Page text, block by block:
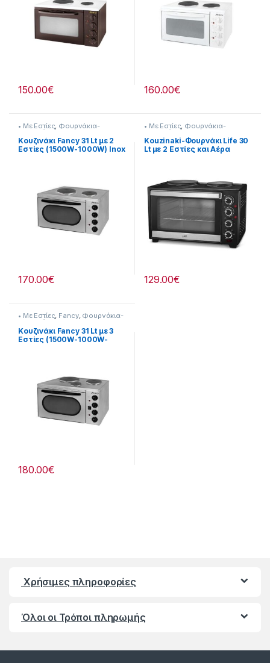
150.00€ 160.00€
• Με Εστίες Φουρνάκια-
Κουζινάκια
Κουζινάκι Fancy 31 Lt με 2
Εστίες (1500W-1000W) Inox
170.00€
• Με Εστίες Φουρνάκια-
Κουζινάκια
Kouzinaki-Φουρνάκι Life 30
Lt με 2 Εστίες και Αέρα
129.00€
• Με Εστίες, Fancy, Φουρνάκια-
Κουζινάκια
Κουζινάκι Fancy 31 Lt με 3
Εστίες (1500W-1000W-
180.00€
Χρήσιμες πληροφορίες
Όλοι οι Τρόποι πληρωμής